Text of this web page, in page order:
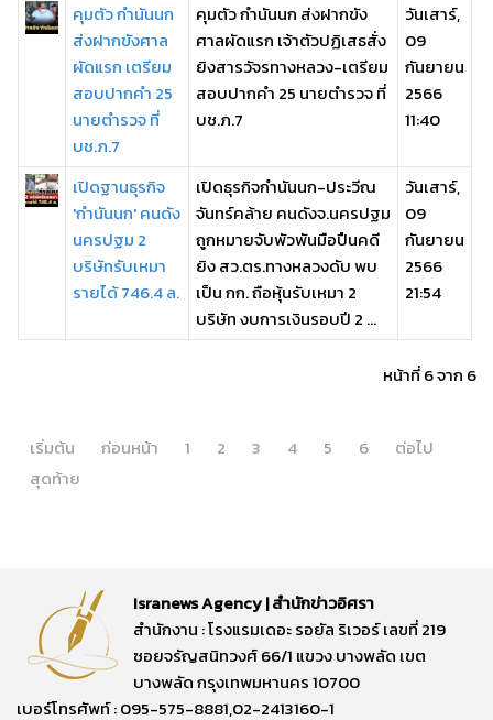
คุมตัว กำนันนก
ส่งฝากขังศาล
ผัดแรก เตรียม
สอบปากคำ 25
นายตำรวจ ที่
บช.ภ.7
คุมตัว กำนันนก ส่งฝากขัง
ศาลผัดแรก เจ้าตัวปฏิเสธสั่ง
ยิงสารวัจรทางหลวง-เตรียม
สอบปากคำ 25 นายตำรวจ ที่
บช.ภ.7
วันเสาร์,
09
กันยายน
2566
11:40
เปิดฐานธุรกิจ
'กำนันนก' คนดัง
นครปฐม 2
บริษัทรับเหมา
รายได้ 746.4 ล.
เปิดธุรกิจกำนันนก-ประวีณ
จันทร์คล้าย คนดังจ.นครปฐม
ถูกหมายจับพัวพันมือปืนคดี
ยิง สว.ตร.ทางหลวงดับ พบ
เป็น กก. ถือหุ้นรับเหมา 2
บริษัท งบการเงินรอบปี 2 ...
วันเสาร์,
09
กันยายน
2566
21:54
หน้าที่ 6 จาก 6
เริ่มต้น ก่อนหน้า 1 2 3 4 5 6
ต่อไป
สุดท้าย
Isranews Agency | สำนักข่าวอิศรา
สำนักงาน : โรงแรมเดอะ รอยัล ริเวอร์ เลขที่ 219
ซอยจรัญสนิทวงศ์ 66/1 แขวง บางพลัด เขต
บางพลัด กรุงเทพมหานคร 10700
เบอร์โทรศัพท์ : 095-575-8881,02-2413160-1